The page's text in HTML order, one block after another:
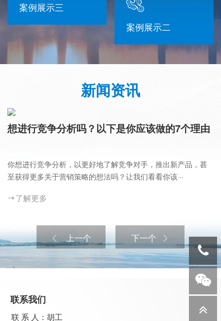
案例展示三
案例展示二
新闻资讯
想进行竞争分析吗？以下是你应该做的7个理由
你想进行竞争分析，以更好地了解竞争对手，推出新产品，甚
至获得更多关于营销策略的想法吗？让我们看看你该···
了解更多
下一个
上一个
联系我们
联 系 人：胡工